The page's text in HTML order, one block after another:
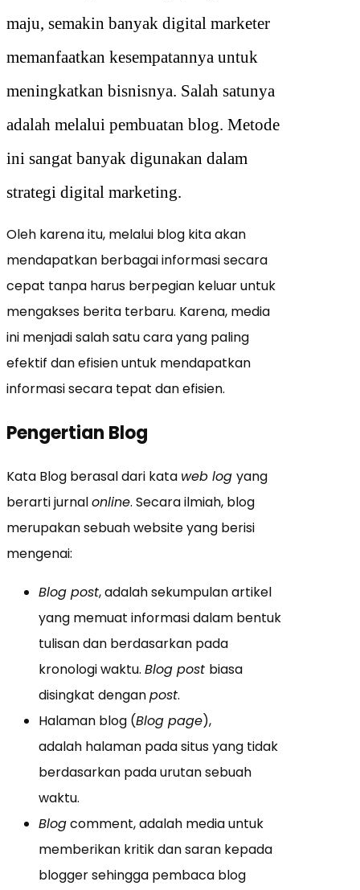
maju, semakin banyak digital marketer
memanfaatkan kesempatannya untuk
meningkatkan bisnisnya. Salah satunya
adalah melalui pembuatan blog. Metode
ini sangat banyak digunakan dalam
strategi digital marketing.
Oleh karena itu, melalui blog kita akan
mendapatkan berbagai informasi secara
cepat tanpa harus berpegian keluar untuk
mengakses berita terbaru. Karena, media
ini menjadi salah satu cara yang paling
efektif dan efisien untuk mendapatkan
informasi secara tepat dan efisien.
Pengertian Blog
Kata Blog berasal dari kata web log yang
berarti jurnalonline. Secara ilmiah, blog
merupakan sebuah website yang berisi
mengenai:
Blog post, adalah sekumpulan artikel
yang memuat informasi dalam bentuk
tulisan dan berdasarkan pada
kronologi waktu. Blog post biasa
disingkat denganpost.
Halaman blog (Blog page),
adalah halaman pada situs yang tidak
berdasarkan pada urutan sebuah
waktu.
Blogcomment, adalah media untuk
memberikan kritik dan saran kepada
blogger sehingga pembaca blog